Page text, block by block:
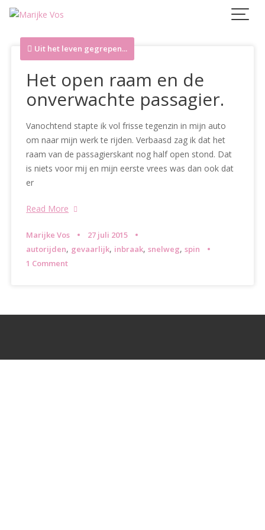
Skip
content
Uit het leven gegrepen...
Het open raam en de
onverwachte passagier.
Vanochtend stapte ik vol frisse tegenzin in mijn auto
om naar mijn werk te rijden. Verbaasd zag ik dat het
raam van de passagierskant nog half open stond. Dat
is niets voor mij en mijn eerste vrees was dan ook dat
er
Read More
Marijke Vos
27 juli 2015
autorijden, gevaarlijk, inbraak,snelweg,spin
1 Comment